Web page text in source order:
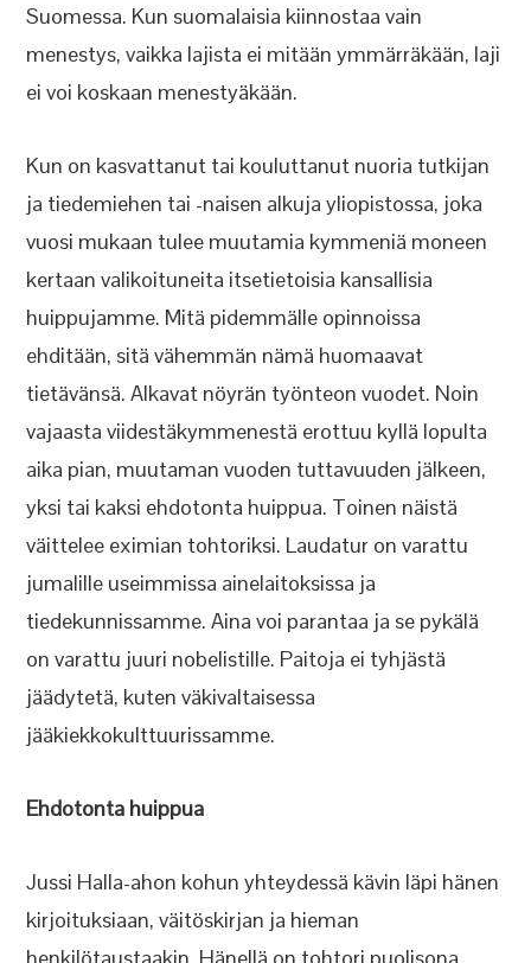
Suomessa. Kun suomalaisia kiinnostaa vain
menestys, vaikka lajista ei mitään ymmärräkään, laji
ei voi koskaan menestyäkään.
Kun on kasvattanut tai kouluttanut nuoria tutkijan
ja tiedemiehen tai -naisen alkuja yliopistossa, joka
vuosi mukaan tulee muutamia kymmeniä moneen
kertaan valikoituneita itsetietoisia kansallisia
huippujamme. Mitä pidemmälle opinnoissa
ehditään, sitä vähemmän nämä huomaavat
tietävänsä. Alkavat nöyrän työnteon vuodet. Noin
vajaasta viidestäkymmenestä erottuu kyllä lopulta
aika pian, muutaman vuoden tuttavuuden jälkeen,
yksi tai kaksi ehdotonta huippua. Toinen näistä
väittelee eximian tohtoriksi. Laudatur on varattu
jumalille useimmissa ainelaitoksissa ja
tiedekunnissamme. Aina voi parantaa ja se pykälä
on varattu juuri nobelistille. Paitoja ei tyhjästä
jäädytetä, kuten väkivaltaisessa
jääkiekkokulttuurissamme.
Ehdotonta huippua
Jussi Halla-ahon kohun yhteydessä kävin läpi hänen
kirjoituksiaan, väitöskirjan ja hieman